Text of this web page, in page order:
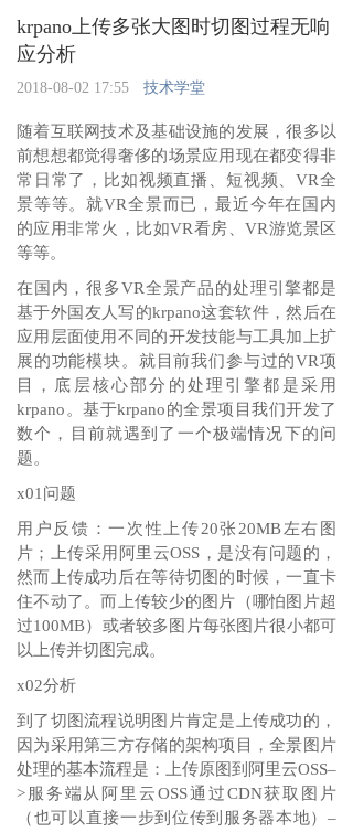
krpano上传多张大图时切图过程无响
应分析
2018-08-02 17:55 技术学堂
随着互联网技术及基础设施的发展，很多以
前想想都觉得奢侈的场景应用现在都变得非
常日常了，比如视频直播、短视频、VR全
景等等。就VR全景而已，最近今年在国内
的应用非常火，比如VR看房、VR游览景区
等等。
在国内，很多VR全景产品的处理引擎都是
基于外国友人写的krpano这套软件，然后在
应用层面使用不同的开发技能与工具加上扩
展的功能模块。就目前我们参与过的VR项
目，底层核心部分的处理引擎都是采用
krpano。基于krpano的全景项目我们开发了
数个，目前就遇到了一个极端情况下的问
题。
x01问题
用户反馈：一次性上传20张20MB左右图
片；上传采用阿里云OSS，是没有问题的，
然而上传成功后在等待切图的时候，一直卡
住不动了。而上传较少的图片（哪怕图片超
过100MB）或者较多图片每张图片很小都可
以上传并切图完成。
x02分析
到了切图流程说明图片肯定是上传成功的，
因为采用第三方存储的架构项目，全景图片
处理的基本流程是：上传原图到阿里云OSS–
>服务端从阿里云OSS通过CDN获取图片
（也可以直接一步到位传到服务器本地）–